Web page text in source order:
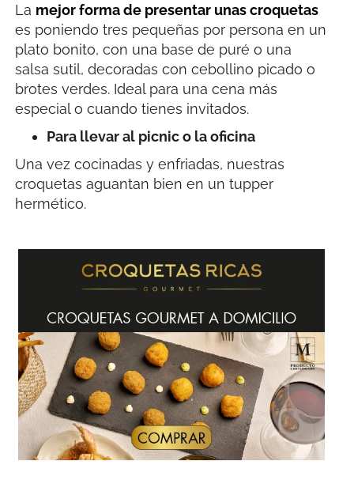
La mejor forma de presentar unas croquetas
es poniendo tres pequeñas por persona en un
plato bonito, con una base de puré o una
salsa sutil, decoradas con cebollino picado o
brotes verdes. Ideal para una cena más
especial o cuando tienes invitados.
Para llevar al picnic o la oficina
Una vez cocinadas y enfriadas, nuestras
croquetas aguantan bien en un tupper
hermético.